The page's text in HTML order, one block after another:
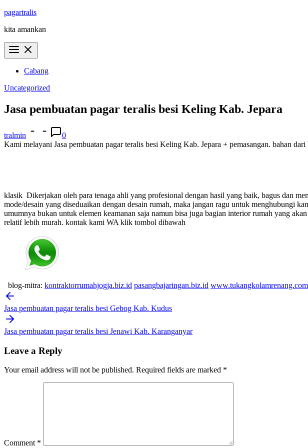
Skip
content
pagartralis
kita amankan
Cabang
Uncategorized
Jasa pembuatan pagar teralis besi Keling Kab. Jepara
tralmin
0
Kami melayani Jasa pembuatan pagar teralis besi Keling Kab. Jepara + pemasangan. bahan
klasik Dikerjakan oleh para tenaga ahli yang profesional dengan hasil yang baik, bagus dan
mode/desain yang diseduaikan dengan desain rumah, maka jangan ragu untuk menghubungi
umumnya bukan untuk elemen keamanan saja namun bisa juga bagian interior rumah yang
relatif lebih murah. kontak kami WA klik tombol dibawah
blog-mitra: kontraktorrumahjogja.biz.id pasangbajaringan.biz.id www.tukangkolamrenang.com
Post
navigation
Jasa pembuatan pagar teralis besi Gebog Kab. Kudus
Jasa pembuatan pagar teralis besi Jenawi Kab. Karanganyar
Leave a Reply
Your email address will not be published. Required fields are marked *
Comment *